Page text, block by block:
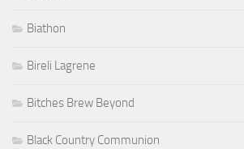
Biathon
Bireli Lagrene
Bitches Brew Beyond
Black Country Communion